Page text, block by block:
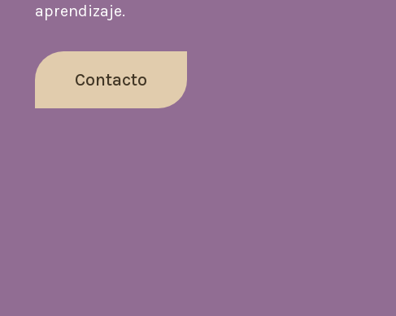
aprendizaje.
Contacto